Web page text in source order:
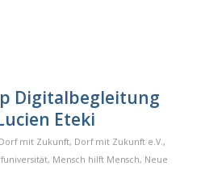
Digitalbegleitung
Eteki
Dorf mit Zukunft, Dorf mit Zukunft e.V. ,
, Mensch hilft Mensch, Neue